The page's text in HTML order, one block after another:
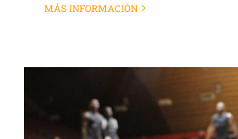
MÁS INFORMACIÓN